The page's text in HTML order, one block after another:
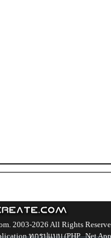
2003-2026 All Rights
ทุกรูปแบบ (PHP, .Net